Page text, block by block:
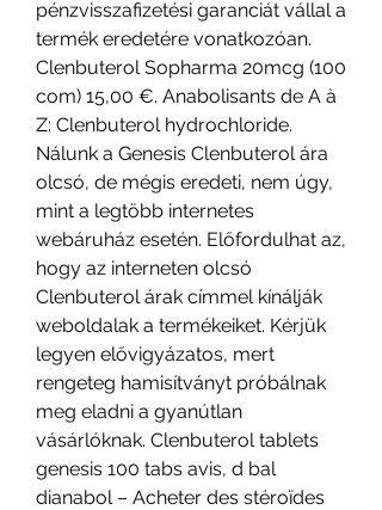
pénzvisszafizetési garanciát vállal a
termék eredetére vonatkozóan.
Clenbuterol Sopharma 20mcg (100
com) 15,00 €. Anabolisants de A à
Z: Clenbuterol hydrochloride.
Nálunk a Genesis Clenbuterol ára
olcsó, de mégis eredeti, nem úgy,
mint a legtöbb internetes
webáruház esetén. Előfordulhat az,
hogy az interneten olcsó
Clenbuterol árak címmel kínálják
weboldalak a termékeiket. Kérjük
legyen elővigyázatos, mert
rengeteg hamisítványt próbálnak
meg eladni a gyanútlan
vásárlóknak. Clenbuterol tablets
genesis 100 tabs avis, d bal
dianabol – Acheter des stéroïdes